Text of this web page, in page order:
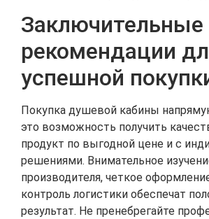
Заключительные
рекомендации
успешной
Покупка душевой кабины
это возможность получить
продукт по выгодной цене и с
решениями. Внимательное
производителя, четкое
контроль логистики обеспечат
результат. Не пренебрегайте